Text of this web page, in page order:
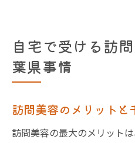
自宅で受ける訪
葉県事情
訪問美容のメリットと
訪問美容の最大のメリット